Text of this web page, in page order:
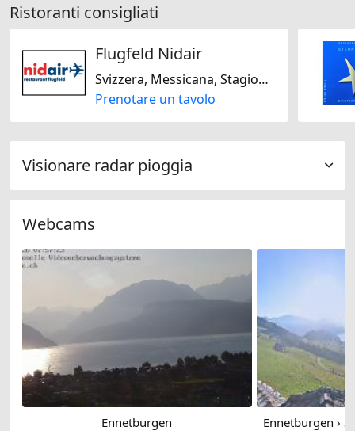
Ristoranti consigliati
Flugfeld Nidair
Svizzera, Messicana, Stagionale
Prenotare un tavolo
Visionare radar pioggia
Webcams
Ennetburgen